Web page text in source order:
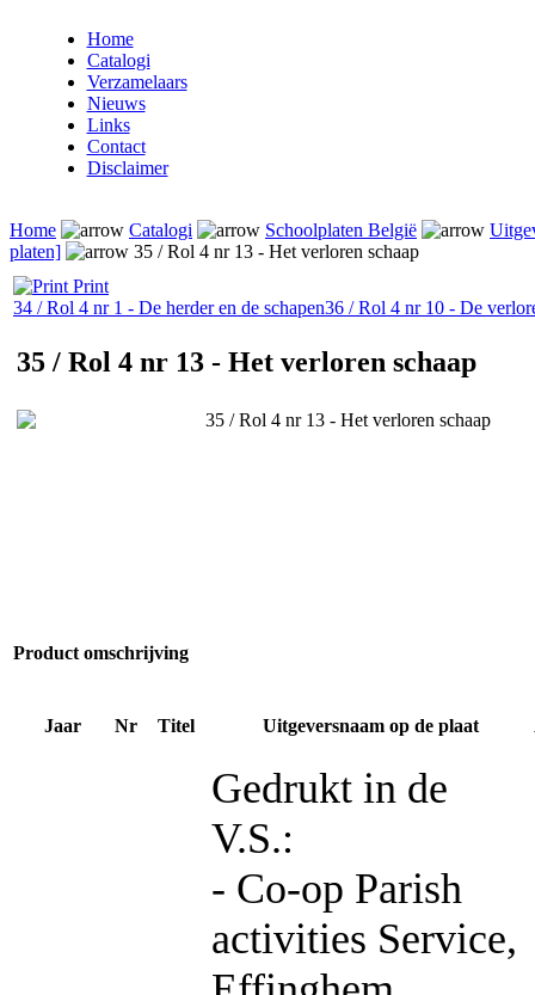
Home
Catalogi
Verzamelaars
Nieuws
Links
Contact
Disclaimer
Home Catalogi Schoolplaten België
platen]
35 / Rol 4 nr 13 - Het verloren schaap
Print
34 / Rol 4 nr 1 - De herder en de schapen36 / Rol 4 nr 10 - De
35 / Rol 4 nr 13 - Het verloren schaap
35 / Rol 4 nr 13 - Het verloren schaap
Product omschrijving
Jaar Nr Titel Uitgeversnaam op de plaat
Gedrukt in de
V.S.:
- Co-op Parish
activities Service,